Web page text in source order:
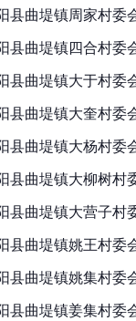
县曲堤镇周家村委
县曲堤镇四合村委
县曲堤镇大于村委
县曲堤镇大奎村委
县曲堤镇大杨村委
县曲堤镇大柳树村
县曲堤镇大营子村
县曲堤镇姚王村委
县曲堤镇姚集村委
县曲堤镇姜集村委